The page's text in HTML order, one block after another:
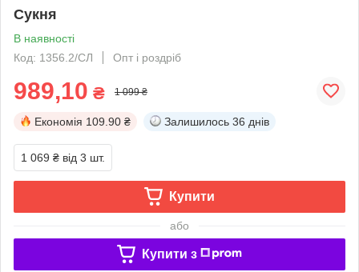
Сукня
В наявності
Код: 1356.2/СЛ
Опт і роздріб
989,10 ₴ 1 099 ₴
Економія 109.90 ₴ Залишилось 36 днів
1 069 ₴ від 3 шт.
Купити
або
Купити з